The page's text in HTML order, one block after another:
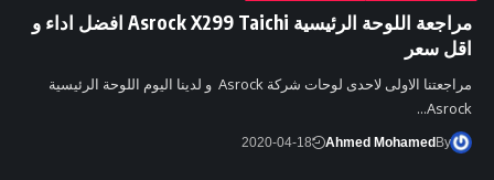
مراجعة اللوحة الرئيسية Asrock X299 Taichi افضل اداء و
اقل سعر
مراجعتنا الاولى لاحدى لوحات شركة Asrock و لدينا اليوم اللوحة الرئيسية
Asrock…
By
Ahmed Mohamed
2020-04-18